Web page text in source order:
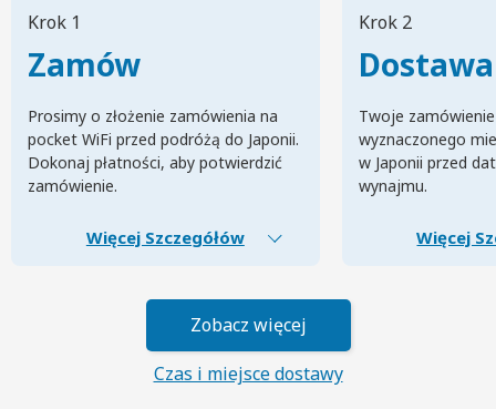
Krok 1
Zamów
Prosimy o złożenie zamówienia na
pocket WiFi przed podróżą do Japonii.
Dokonaj płatności, aby potwierdzić
zamówienie.
Więcej Szczegółów
Krok 2
Dostawa
Twoje
wyznaczonego
w Japonii przed
wynajmu.
Więcej
Zobacz więcej
Czas i miejsce dostawy